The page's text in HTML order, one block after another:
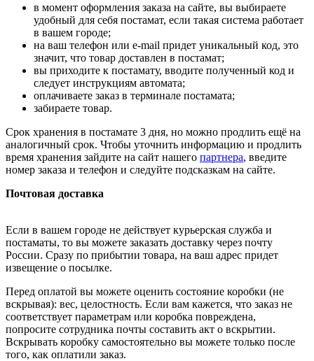
в момент оформления заказа на сайте, вы выбираете
удобный для себя постамат, если такая система работает
в вашем городе;
на ваш телефон или e-mail придет уникальный код, это
значит, что товар доставлен в постамат;
вы приходите к постамату, вводите полученный код и
следует инструкциям автомата;
оплачиваете заказ в терминале постамата;
забираете товар.
Срок хранения в постамате 3 дня, но можно продлить ещё на
аналогичный срок. Чтобы уточнить информацию и продлить
время хранения зайдите на сайт нашего партнера, введите
номер заказа и телефон и следуйте подсказкам на сайте.
Почтовая доставка
Если в вашем городе не действует курьерская служба и
постаматы, то вы можете заказать доставку через почту
России. Сразу по прибытии товара, на ваш адрес придет
извещение о посылке.
Перед оплатой вы можете оценить состояние коробки (не
вскрывая): вес, целостность. Если вам кажется, что заказ не
соответствует параметрам или коробка повреждена,
попросите сотрудника почты составить акт о вскрытии.
Вскрывать коробку самостоятельно вы можете только после
того, как оплатили заказ.